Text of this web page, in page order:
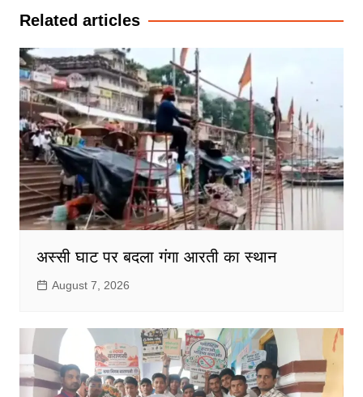
Related articles
अस्सी घाट पर बदला गंगा आरती का स्थान
August 7, 2026